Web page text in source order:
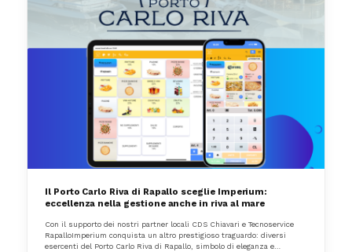
Il Porto Carlo Riva di Rapallo sceglie Imperium:
eccellenza nella gestione anche in riva al mare
Con il supporto dei nostri partner locali CDS Chiavari e Tecnoservice
RapalloImperium conquista un altro prestigioso traguardo: diversi
esercenti del Porto Carlo Riva di Rapallo, simbolo di eleganza e